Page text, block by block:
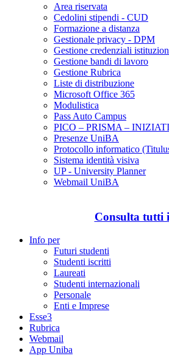
Area riservata
Cedolini stipendi - CUD
Formazione a distanza
Gestionale privacy - DPM
Gestione credenziali
Gestione bandi di lavoro
Gestione Rubrica
Liste di distribuzione
Microsoft Office 365
Modulistica
Pass Auto Campus
PICO – PRISMA –
Presenze UniBA
Protocollo informatico
Sistema identità visiva
UP - University Planner
Webmail UniBA
Consulta tutti
Info per
Futuri studenti
Studenti iscritti
Laureati
Studenti internazionali
Personale
Enti e Imprese
Esse3
Rubrica
Webmail
App Uniba